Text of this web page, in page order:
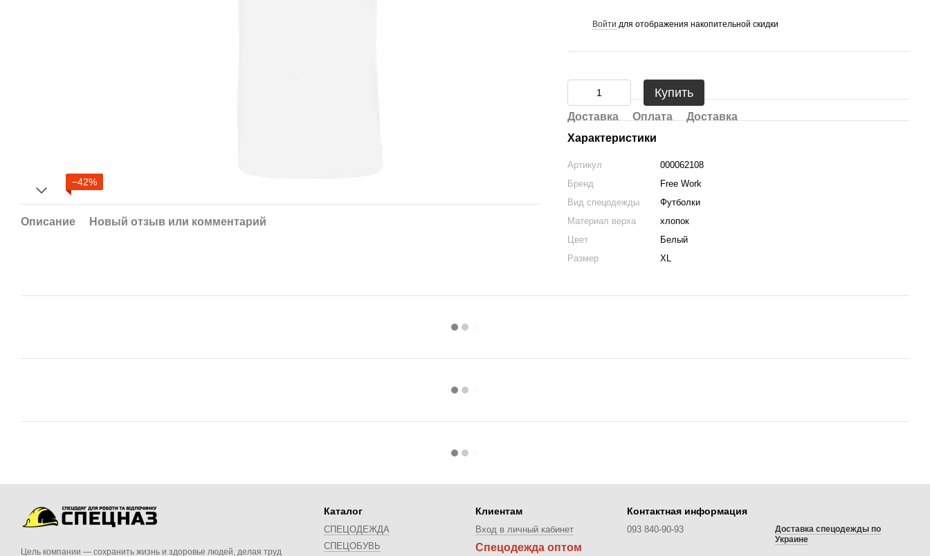
−42%
Описание Новый отзыв или комментарий
Войти для отображения накопительной скидки
Купить
Доставка Оплата
Доставка
Характеристики
Артикул
000062108
Бренд
Free Work
Вид спецодежды
Футболки
Материал верха
хлопок
Цвет
Белый
Размер
XL
Цель компании — сохранить жизнь и здоровье людей, делая труд
Каталог
СПЕЦОДЕЖДА
СПЕЦОБУВЬ
Клиентам
Вход в личный кабинет
Спецодежда оптом
Контактная информация
093 840-90-93
Доставка спецодежды по
Украине